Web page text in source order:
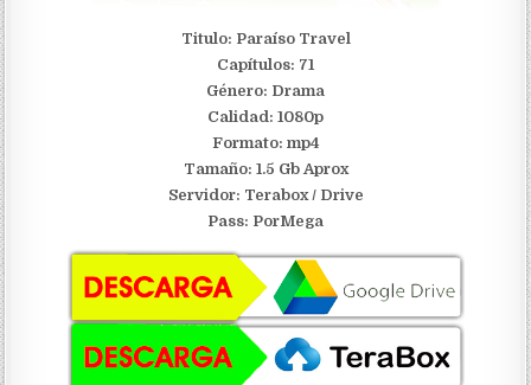
Titulo: Paraíso Travel
Capítulos: 71
Género: Drama
Calidad: 1080p
Formato: mp4
Tamaño: 1.5 Gb Aprox
Servidor: Terabox / Drive
Pass: PorMega